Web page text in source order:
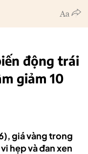
động trái
giảm 10
giá vàng trong
hẹp và đan xen